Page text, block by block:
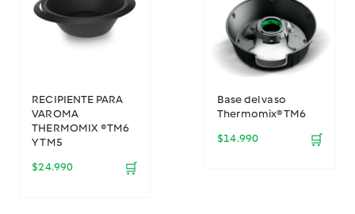
RECIPIENTE PARA
VAROMA
THERMOMIX ® TM6
Y TM5
$24.990 🛒
Base del vaso
Thermomix® TM6
$14.990 🛒